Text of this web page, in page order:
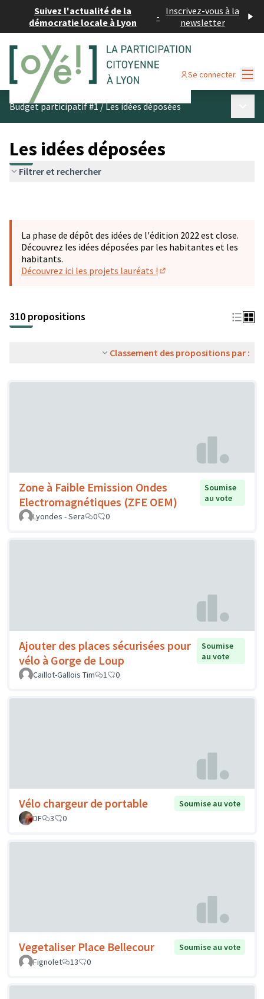
Suivez l'actualité de la
démocratie locale à Lyon
- Inscrivez-vous à la
newsletter
Se connecter
Budget participatif #1/Les idées déposées
Les idées déposées
Filtrer et rechercher
La phase de dépôt des idées de l'édition 2022 est close.
Découvrez les idées déposées par les habitantes et les
habitants.
Découvrez ici les projets lauréats !
310 propositions
Classement des propositions par :
Zone à Faible Emission Ondes
Electromagnétiques (ZFE OEM)
Soumise
au vote
Lyondes - Sera
0 0
Ajouter des places sécurisées pour
vélo à Gorge de Loup
Soumise
au vote
Caillot-Gallois Tim
1 0
Vélo chargeur de portable
Soumise au vote
DF
3 0
Vegetaliser Place Bellecour
Soumise au vote
Fignolet
13 0